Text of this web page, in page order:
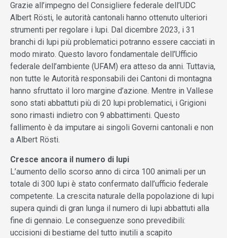
Grazie all’impegno del Consigliere federale dell’UDC
Albert Rösti, le autorità cantonali hanno ottenuto ulteriori
strumenti per regolare i lupi. Dal dicembre 2023, i 31
branchi di lupi più problematici potranno essere cacciati in
modo mirato. Questo lavoro fondamentale dell’Ufficio
federale dell’ambiente (UFAM) era atteso da anni. Tuttavia,
non tutte le Autorità responsabili dei Cantoni di montagna
hanno sfruttato il loro margine d’azione. Mentre in Vallese
sono stati abbattuti più di 20 lupi problematici, i Grigioni
sono rimasti indietro con 9 abbattimenti. Questo
fallimento è da imputare ai singoli Governi cantonali e non
a Albert Rösti.
Cresce ancora il numero di lupi
L’aumento dello scorso anno di circa 100 animali per un
totale di 300 lupi è stato confermato dall’ufficio federale
competente. La crescita naturale della popolazione di lupi
supera quindi di gran lunga il numero di lupi abbattuti alla
fine di gennaio. Le conseguenze sono prevedibili:
uccisioni di bestiame del tutto inutili a scapito